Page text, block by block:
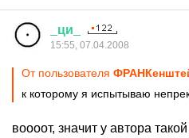
ци
15:55, 07.04.2008
От пользователя
к которому я испытываю
воооот, значит у автора